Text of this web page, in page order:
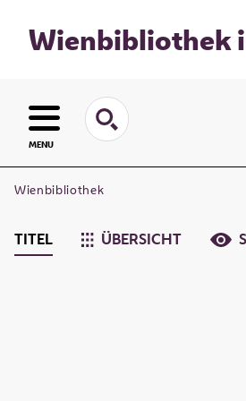
Wienbibliothek
MENU
Wienbibliothek
TITEL ÜBERSICHT